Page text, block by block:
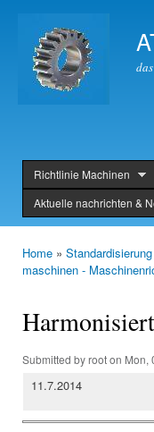
header
Richtlinie Machinen
Aktuelle nachrichten &
You are here
Home »
maschinen -
Submitted byrooton Mon,
11.7.2014